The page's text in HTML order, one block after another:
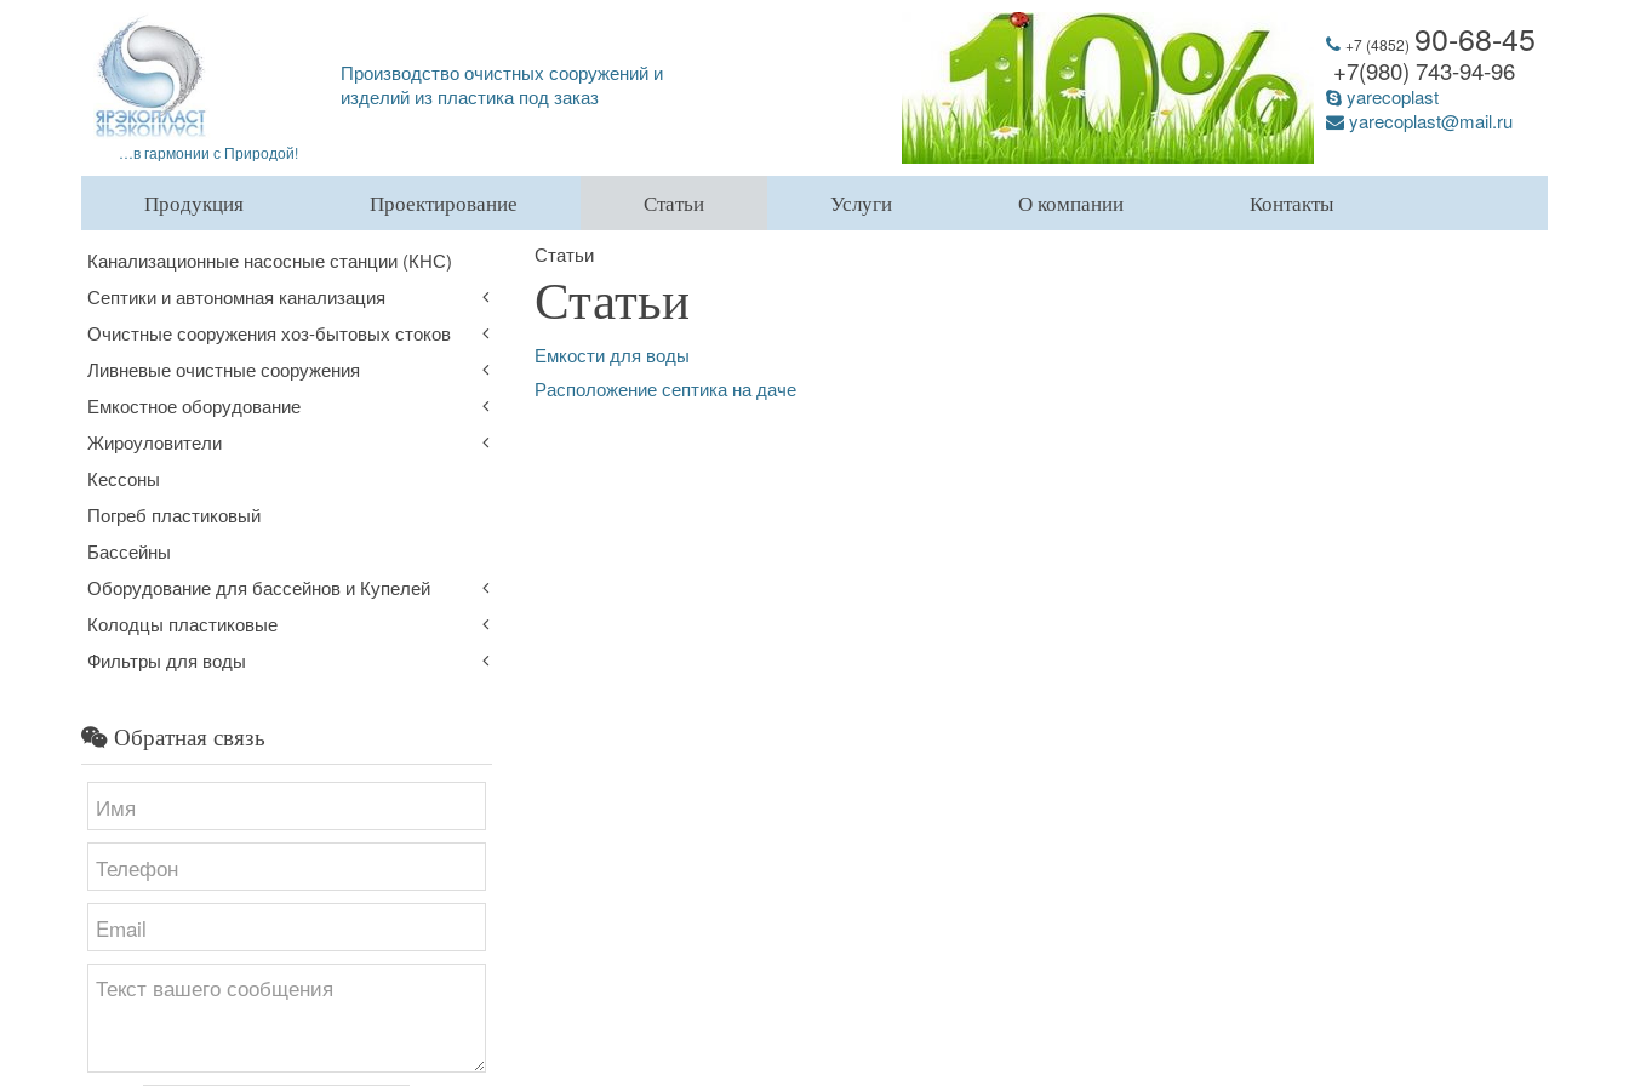
…в гармонии с Природой!
Производство очистных сооружений и
изделий из пластика под заказ
+7 (4852) 90-68-45
+7(980) 743-94-96
yarecoplast
yarecoplast@mail.ru
Продукция Проектирование Статьи Услуги О компании Контакты
Статьи
Статьи
Емкости для воды
Расположение септика на даче
Канализационные насосные станции (КНС)
Септики и автономная канализация
Очистные сооружения хоз-бытовых стоков
Ливневые очистные сооружения
Емкостное оборудование
Жироуловители
Кессоны
Погреб пластиковый
Бассейны
Оборудование для бассейнов и Купелей
Колодцы пластиковые
Фильтры для воды
Обратная связь